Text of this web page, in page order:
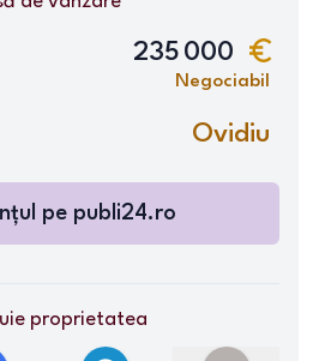
235 000
Negociabil
Ovidiu
pe publi24.ro
proprietatea